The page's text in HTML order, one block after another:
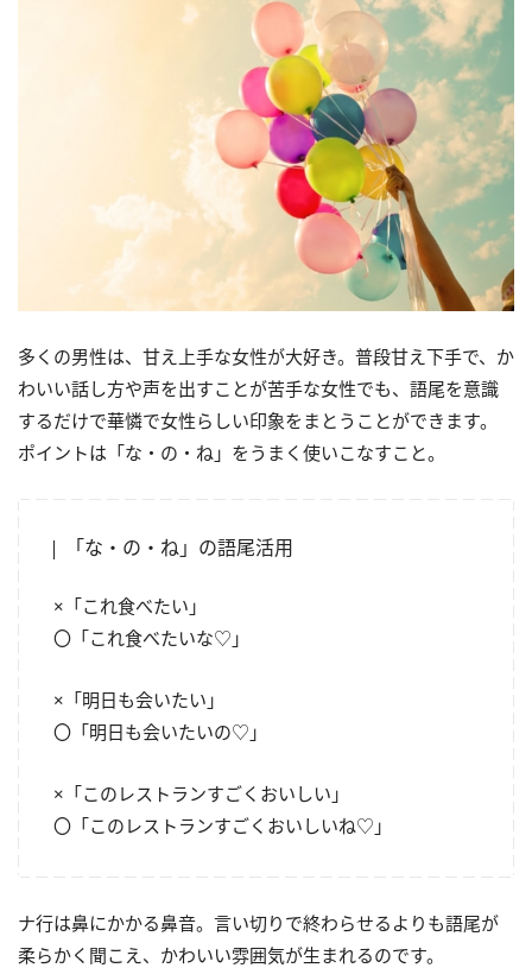
多くの男性は、甘え上手な女性が大好き。普段甘え下手で、か
わいい話し方や声を出すことが苦手な女性でも、語尾を意識
するだけで華憐で女性らしい印象をまとうことができます。
ポイントは「な・の・ね」をうまく使いこなすこと。
「な・の・ね」の語尾活用
×「これ食べたい」
〇「これ食べたいな♡」
×「明日も会いたい」
〇「明日も会いたいの♡」
×「このレストランすごくおいしい」
〇「このレストランすごくおいしいね♡」
ナ行は鼻にかかる鼻音。言い切りで終わらせるよりも語尾が
柔らかく聞こえ、かわいい雰囲気が生まれるのです。